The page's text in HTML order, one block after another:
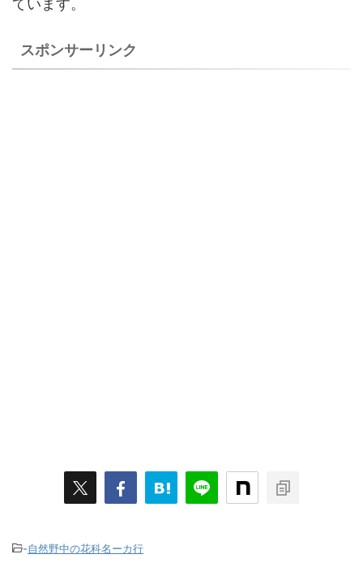
ています。
スポンサーリンク
-自然野中の花科名ーカ行